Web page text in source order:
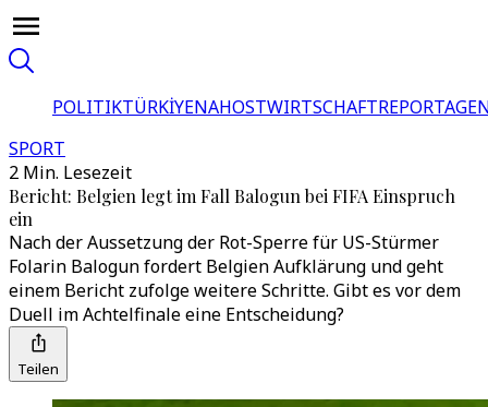
POLITIKTÜRKİYENAHOSTWIRTSCHAFT
SPORT
2 Min. Lesezeit
Bericht: Belgien legt im Fall Balogun bei FIFA Einspruch
ein
Nach der Aussetzung der Rot-Sperre für US-Stürmer
Folarin Balogun fordert Belgien Aufklärung und geht
einem Bericht zufolge weitere Schritte. Gibt es vor dem
Duell im Achtelfinale eine Entscheidung?
Teilen